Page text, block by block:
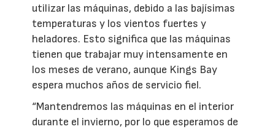
utilizar las máquinas, debido a las bajísimas
temperaturas y los vientos fuertes y
heladores. Esto significa que las máquinas
tienen que trabajar muy intensamente en
los meses de verano, aunque Kings Bay
espera muchos años de servicio fiel.
“Mantendremos las máquinas en el interior
durante el invierno, por lo que esperamos de